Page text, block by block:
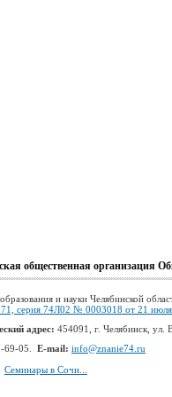
общественная организация
и науки Челябинской
серия 74Л02 № 0003018 от 21
адрес: 454091, г. Челябинск, ул.
69-05. E-mail: info@znanie74.ru
Семинары в Сочи...